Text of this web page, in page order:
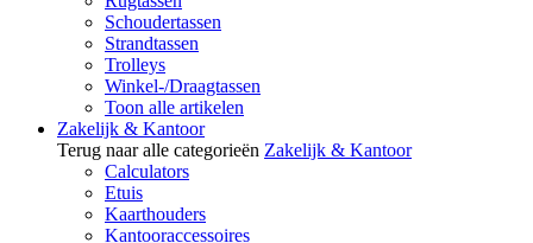
Schoudertassen
Strandtassen
Trolleys
Winkel-/Draagtassen
Toon alle artikelen
Zakelijk & Kantoor
Terug naar alle categorieën Zakelijk & Kantoor
Calculators
Etuis
Kaarthouders
Kantooraccessoires